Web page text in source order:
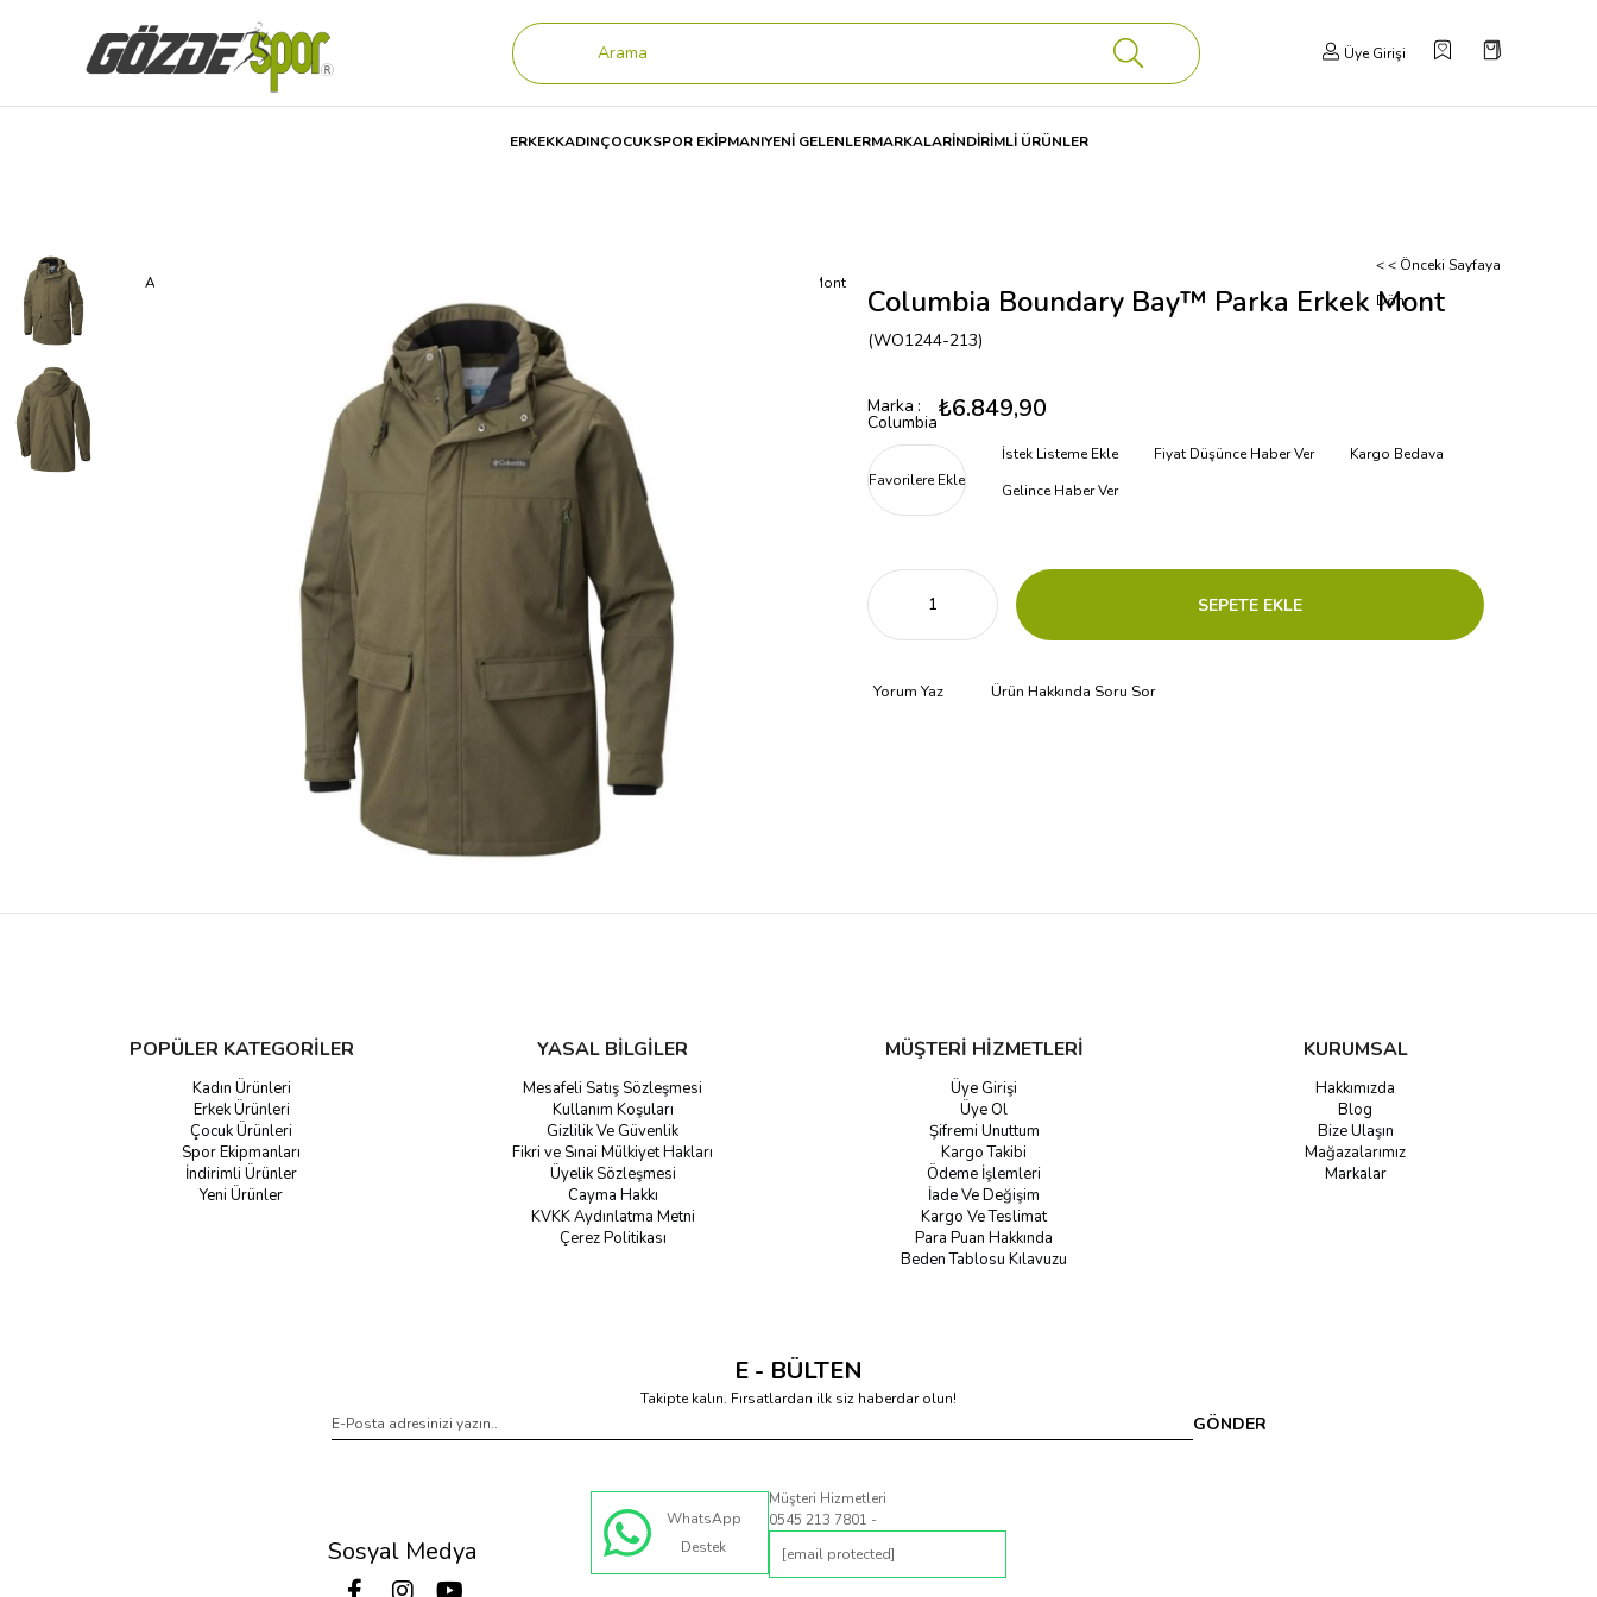
Üye Girişi
ERKEKKADINÇOCUKSPOR EKİPMANIYENİ GELENLERMARKALARİNDİRİMLİ ÜRÜNLER
Anasayfa Columbia Boundary Bay™ Parka Erkek Mont
< < Önceki Sayfaya
Dön
Columbia Boundary Bay™ Parka Erkek Mont
(WO1244-213)
Marka :
Columbia₺6.849,90
Favorilere Ekle
İstek Listeme Ekle Fiyat Düşünce Haber Ver
Kargo Bedava
Gelince Haber Ver
Yorum Yaz Ürün Hakkında Soru Sor
POPÜLER KATEGORİLER
Kadın Ürünleri
Erkek Ürünleri
Çocuk Ürünleri
Spor Ekipmanları
İndirimli Ürünler
Yeni Ürünler
YASAL BİLGİLER
Mesafeli Satış Sözleşmesi
Kullanım Koşuları
Gizlilik Ve Güvenlik
Fikri ve Sınai Mülkiyet Hakları
Üyelik Sözleşmesi
Cayma Hakkı
KVKK Aydınlatma Metni
Çerez Politikası
MÜŞTERİ HİZMETLERİ
Üye Girişi
Üye Ol
Şifremi Unuttum
Kargo Takibi
Ödeme İşlemleri
İade Ve Değişim
Kargo Ve Teslimat
Para Puan Hakkında
Beden Tablosu Kılavuzu
KURUMSAL
Hakkımızda
Blog
Bize Ulaşın
Mağazalarımız
Markalar
E - BÜLTEN
Takipte kalın. Fırsatlardan ilk siz haberdar olun!
GÖNDER
Sosyal Medya
WhatsApp
Destek
Müşteri Hizmetleri
0545 213 7801 -
[email protected]